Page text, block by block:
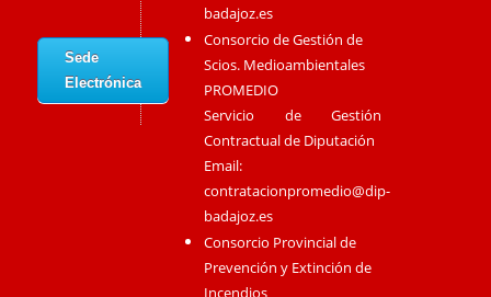
Sede
Electrónica
badajoz.es
Consorcio de Gestión de
Scios. Medioambientales
PROMEDIO
Servicio de Gestión
Contractual de Diputación
Email:
contratacionpromedio@dip-
badajoz.es
Consorcio Provincial de
Prevención y Extinción de
Incendios